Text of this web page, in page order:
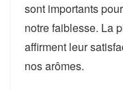
sont importants
notre faiblesse. La
affirment leur
nos arômes.